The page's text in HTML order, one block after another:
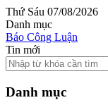
Thứ Sáu 07/08/2026
Danh mục
Báo Công Luận
Tin mới
Danh mục